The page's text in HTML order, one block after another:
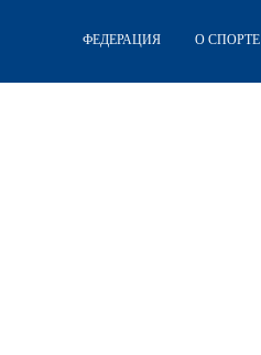
ФЕДЕРАЦИЯ О СПОРТЕ